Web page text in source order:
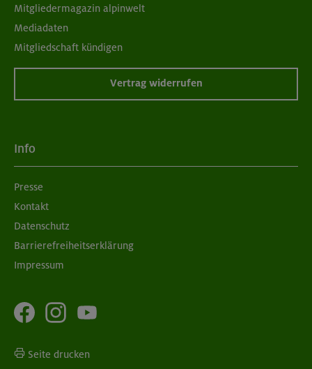
Mitgliedermagazin alpinwelt
Mediadaten
Mitgliedschaft kündigen
Vertrag widerrufen
Info
Presse
Kontakt
Datenschutz
Barrierefreiheitserklärung
Impressum
Seite drucken